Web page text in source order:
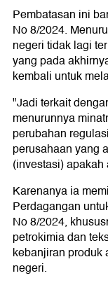
Pembatasan ini
No 8/2024.
negeri tidak lagi
yang pada
kembali untuk
"Jadi terkait
menurunnya
perubahan
perusahaan yang
(investasi)
Karenanya ia
Perdagangan
No 8/2024,
petrokimia dan
kebanjiran produk
negeri.